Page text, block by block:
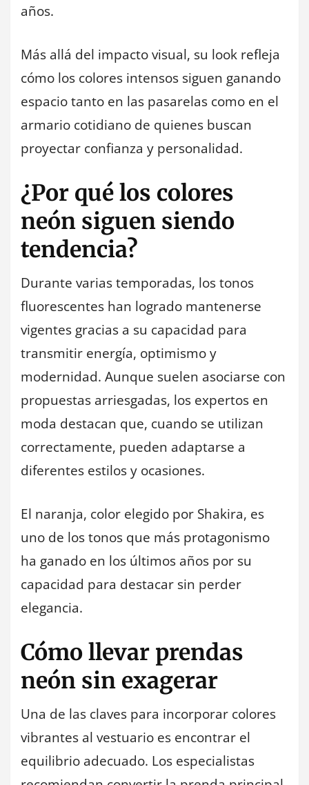
años.
Más allá del impacto visual, su look refleja
cómo los colores intensos siguen ganando
espacio tanto en las pasarelas como en el
armario cotidiano de quienes buscan
proyectar confianza y personalidad.
¿Por qué los colores
neón siguen siendo
tendencia?
Durante varias temporadas, los tonos
fluorescentes han logrado mantenerse
vigentes gracias a su capacidad para
transmitir energía, optimismo y
modernidad. Aunque suelen asociarse con
propuestas arriesgadas, los expertos en
moda destacan que, cuando se utilizan
correctamente, pueden adaptarse a
diferentes estilos y ocasiones.
El naranja, color elegido por Shakira, es
uno de los tonos que más protagonismo
ha ganado en los últimos años por su
capacidad para destacar sin perder
elegancia.
Cómo llevar prendas
neón sin exagerar
Una de las claves para incorporar colores
vibrantes al vestuario es encontrar el
equilibrio adecuado. Los especialistas